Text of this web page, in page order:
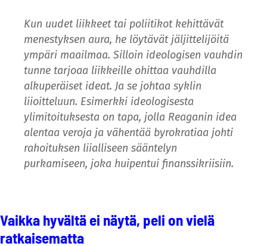
Kun uudet liikkeet tai poliitikot kehittävät
menestyksen aura, he löytävät jäljittelijöitä
ympäri maailmaa. Silloin ideologisen vauhdin
tunne tarjoaa liikkeille ohittaa vauhdilla
alkuperäiset ideat. Ja se johtaa syklin
liioitteluun. Esimerkki ideologisesta
ylimitoituksesta on tapa, jolla Reaganin idea
alentaa veroja ja vähentää byrokratiaa johti
rahoituksen liialliseen sääntelyn
purkamiseen, joka huipentui finanssikriisiin.
Vaikka hyvältä ei näytä, peli on vielä
ratkaisematta